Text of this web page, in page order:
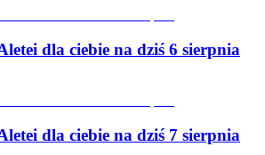
dla ciebie na dziś 6 sierpnia
dla ciebie na dziś 7 sierpnia